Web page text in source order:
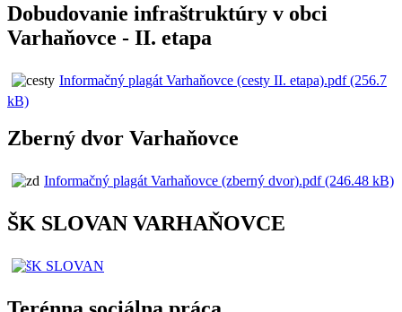
Dobudovanie infraštruktúry v obci
Varhaňovce - II. etapa
Informačný plagát Varhaňovce (cesty II. etapa).pdf (256.7
kB)
Zberný dvor Varhaňovce
Informačný plagát Varhaňovce (zberný dvor).pdf (246.48 kB)
ŠK SLOVAN VARHAŇOVCE